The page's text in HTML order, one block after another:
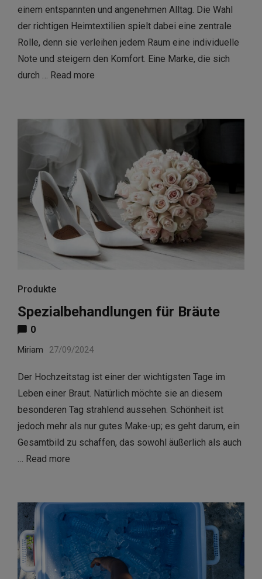
einem entspannten und angenehmen Alltag. Die Wahl
der richtigen Heimtextilien spielt dabei eine zentrale
Rolle, denn sie verleihen jedem Raum eine individuelle
Note und steigern den Komfort. Eine Marke, die sich
durch … Read more
Produkte
Spezialbehandlungen für Bräute
0
Miriam 27/09/2024
Der Hochzeitstag ist einer der wichtigsten Tage im
Leben einer Braut. Natürlich möchte sie an diesem
besonderen Tag strahlend aussehen. Schönheit ist
jedoch mehr als nur gutes Make-up; es geht darum, ein
Gesamtbild zu schaffen, das sowohl äußerlich als auch
… Read more